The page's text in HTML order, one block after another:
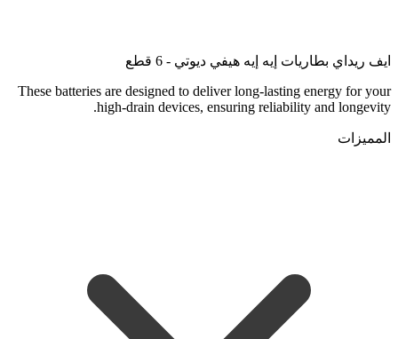
ايف ريداي بطاريات إيه إيه هيفي ديوتي - 6 قطع
These batteries are designed to deliver long-lasting energy for your
high-drain devices, ensuring reliability and longevity.
المميزات